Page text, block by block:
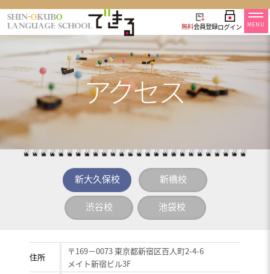
無料会員登録ログイン MENU
新大久保校 新橋校
渋谷校 池袋校
住所
〒169－0073 東京都新宿区百人町2-4-6
メイト新宿ビル3F